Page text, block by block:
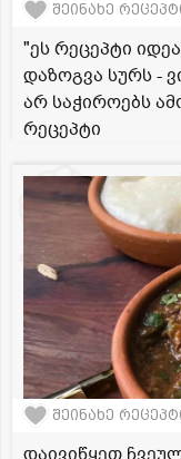
შეინახე
"ეს რეცეპტი
დაზოგვა სურს -
არ საჭიროებს
რეცეპტი
შეინახე
დაივიწყეთ